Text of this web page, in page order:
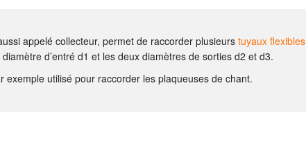
appelé collecteur, permet de raccorder plusieurs tuyaux flexibles
d’entré d1 et les deux diamètres de sorties d2 et d3.
exemple utilisé pour raccorder les plaqueuses de chant.